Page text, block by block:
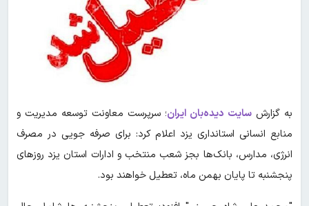
به گزارش سایت دیده‌بان ایران؛ سرپرست معاونت توسعه مدیریت و
منابع انسانی استانداری یزد اعلام کرد: برای صرفه جویی در مصرف
انرژی، مدارس، بانک‌ها بجز شعب منتخب و ادارات استان یزد روزهای
پنجشنبه تا پایان بهمن ماه، تعطیل خواهند بود.